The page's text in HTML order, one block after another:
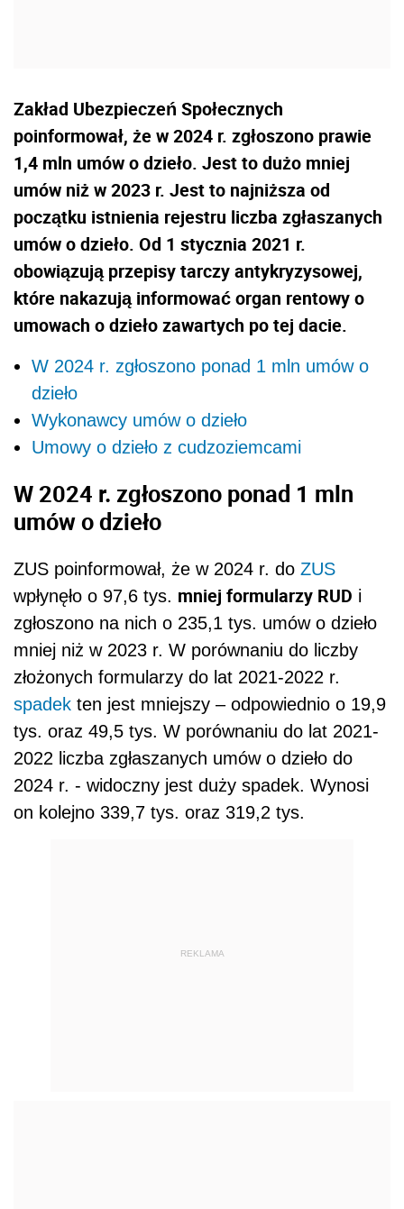
Zakład Ubezpieczeń Społecznych
poinformował, że w 2024 r. zgłoszono prawie
1,4 mln umów o dzieło. Jest to dużo mniej
umów niż w 2023 r. Jest to najniższa od
początku istnienia rejestru liczba zgłaszanych
umów o dzieło. Od 1 stycznia 2021 r.
obowiązują przepisy tarczy antykryzysowej,
które nakazują informować organ rentowy o
umowach o dzieło zawartych po tej dacie.
W 2024 r. zgłoszono ponad 1 mln umów o
dzieło
Wykonawcy umów o dzieło
Umowy o dzieło z cudzoziemcami
W 2024 r. zgłoszono ponad 1 mln
umów o dzieło
ZUS poinformował, że w 2024 r. do ZUS
wpłynęło o 97,6 tys. mniej formularzy RUD i
zgłoszono na nich o 235,1 tys. umów o dzieło
mniej niż w 2023 r. W porównaniu do liczby
złożonych formularzy do lat 2021-2022 r.
spadek ten jest mniejszy – odpowiednio o 19,9
tys. oraz 49,5 tys. W porównaniu do lat 2021-
2022 liczba zgłaszanych umów o dzieło do
2024 r. - widoczny jest duży spadek. Wynosi
on kolejno 339,7 tys. oraz 319,2 tys.
REKLAMA